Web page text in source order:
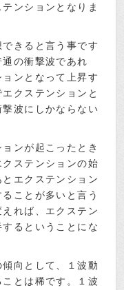
ンションとなりま
きると言う事です
の衝撃波であれ
ンとなって上昇す
クステンションと
波にしかならない
ンが起こったとき
ステンションの始
エクステンション
ことが多いと言う
れば、エクステン
るということにな
向として、１波動
とは稀です。１波